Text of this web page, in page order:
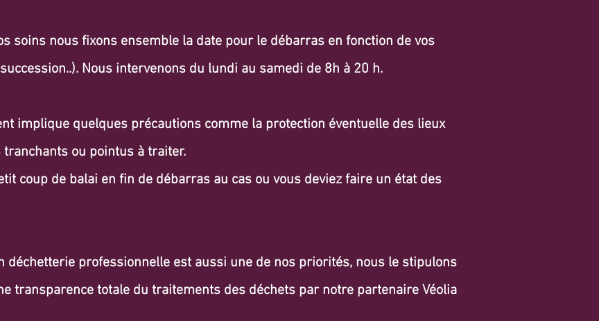
soins nous fixons ensemble la date pour le débarras en fonction de vos
Nous intervenons du lundi au samedi de 8h à 20 h.
implique quelques précautions comme la protection éventuelle des lieux
ou pointus à traiter.
coup de balai en fin de débarras au cas ou vous deviez faire un état des
déchetterie professionnelle est aussi une de nos priorités, nous le stipulons
transparence totale du traitements des déchets par notre partenaire Véolia